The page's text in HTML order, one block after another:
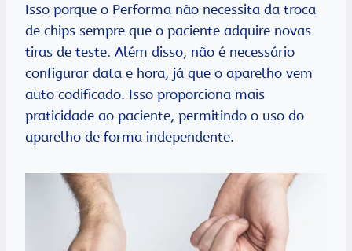
Isso porque o Performa não necessita da troca
de chips sempre que o paciente adquire novas
tiras de teste. Além disso, não é necessário
configurar data e hora, já que o aparelho vem
auto codificado. Isso proporciona mais
praticidade ao paciente, permitindo o uso do
aparelho de forma independente.